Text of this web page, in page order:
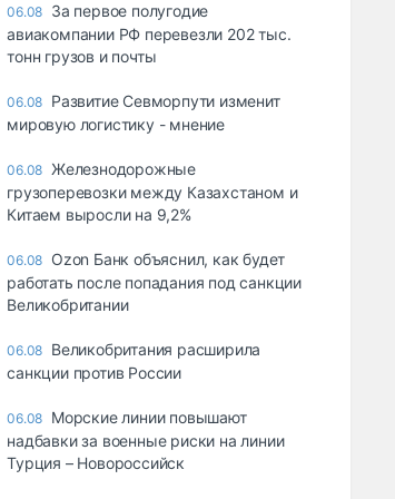
06.08 За первое полугодие
авиакомпании РФ перевезли 202 тыс.
тонн грузов и почты
06.08 Развитие Севморпути изменит
мировую логистику - мнение
06.08 Железнодорожные
грузоперевозки между Казахстаном и
Китаем выросли на 9,2%
06.08 Ozon Банк объяснил, как будет
работать после попадания под санкции
Великобритании
06.08 Великобритания расширила
санкции против России
06.08 Морские линии повышают
надбавки за военные риски на линии
Турция – Новороссийск